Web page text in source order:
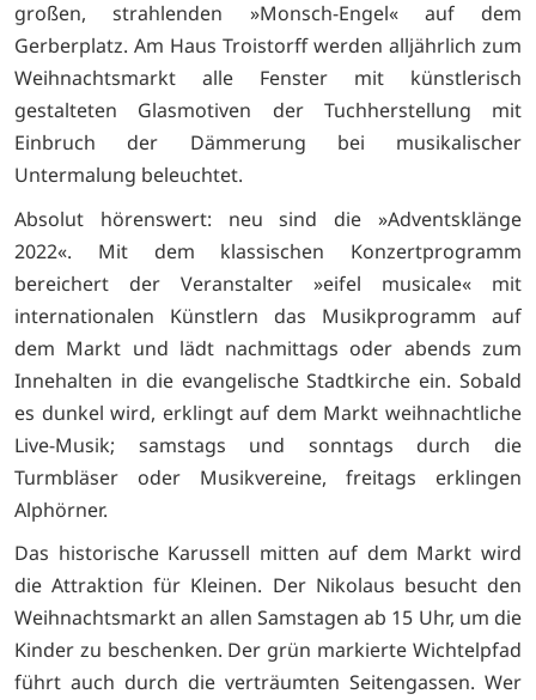
großen, strahlenden »Monsch-Engel« auf dem
Gerberplatz. Am Haus Troistorff werden alljährlich zum
Weihnachtsmarkt alle Fenster mit künstlerisch
gestalteten Glasmotiven der Tuchherstellung mit
Einbruch der Dämmerung bei musikalischer
Untermalung beleuchtet.
Absolut hörenswert: neu sind die »Adventsklänge
2022«. Mit dem klassischen Konzertprogramm
bereichert der Veranstalter »eifel musicale« mit
internationalen Künstlern das Musikprogramm auf
dem Markt und lädt nachmittags oder abends zum
Innehalten in die evangelische Stadtkirche ein. Sobald
es dunkel wird, erklingt auf dem Markt weihnachtliche
Live-Musik; samstags und sonntags durch die
Turmbläser oder Musikvereine, freitags erklingen
Alphörner.
Das historische Karussell mitten auf dem Markt wird
die Attraktion für Kleinen. Der Nikolaus besucht den
Weihnachtsmarkt an allen Samstagen ab 15 Uhr, um die
Kinder zu beschenken. Der grün markierte Wichtelpfad
führt auch durch die verträumten Seitengassen. Wer